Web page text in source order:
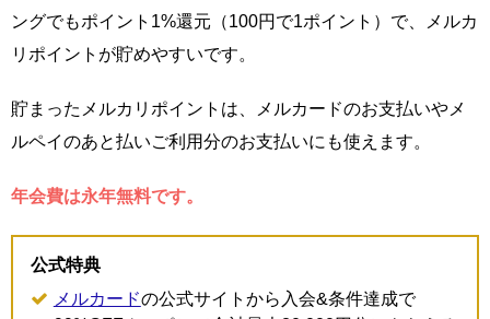
ングでもポイント1%還元（100円で1ポイント）で、メルカ
リポイントが貯めやすいです。
貯まったメルカリポイントは、メルカードのお支払いやメ
ルペイのあと払いご利用分のお支払いにも使えます。
年会費は永年無料です。
公式特典
メルカードの公式サイトから入会&条件達成で